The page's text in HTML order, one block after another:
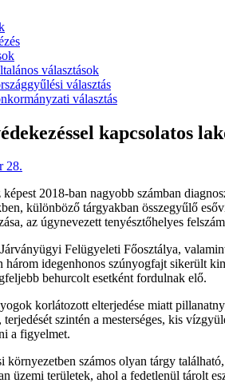
választások
választás
választás
kapcsolatos
28.
2018-ban nagyobb számban
különböző tárgyakban összegyűlő
az úgynevezett tenyésztőhelyes
Felügyeleti Főosztálya,
három idegenhonos szúnyogfajt sikerült
behurcolt esetként fordulnak elő.
korlátozott elterjedése miatt
szintén a mesterséges, kis
a figyelmet.
környezetben számos olyan tárgy
üzemi területek, ahol a fedetlenül tárolt